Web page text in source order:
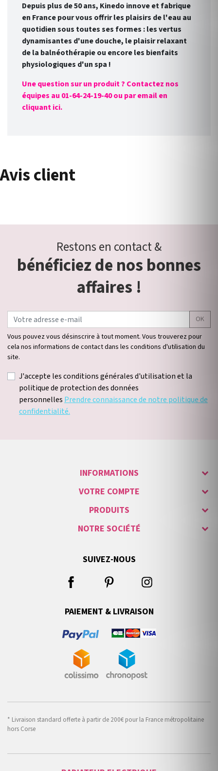
Depuis plus de 50 ans, Kinedo innove et fabrique
en France pour vous offrir les plaisirs de l'eau au
quotidien sous toutes ses formes : les vertus
dynamisantes d'une douche, le plaisir relaxant
de la balnéothérapie ou encore les bienfaits
physiologiques d'un spa !
Une question sur un produit ? Contactez nos
équipes au 01-64-24-19-40 ou par email en
cliquant ici.
Avis client
Restons en contact &
bénéficiez de nos bonnes
affaires !
OK
Vous pouvez vous désinscrire à tout moment. Vous trouverez pour
cela nos informations de contact dans les conditions d'utilisation du
site.
J'accepte les conditions générales d'utilisation et la
politique de protection des données
personnelles Prendre connaissance de notre politique de
confidentialité.
INFORMATIONS
VOTRE COMPTE
PRODUITS
NOTRE SOCIÉTÉ
SUIVEZ-NOUS
PAIEMENT & LIVRAISON
* Livraison standard offerte à partir de 200€ pour la France métropolitaine
hors Corse